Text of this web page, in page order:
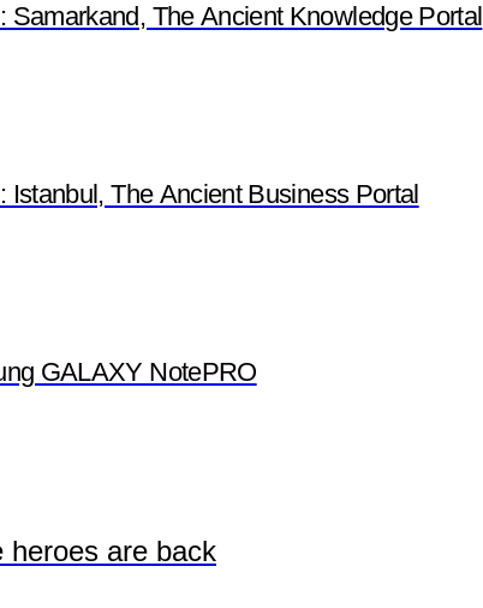
The Ancient Knowledge Portal
The Ancient Business Portal
GALAXY NotePRO
heroes are back